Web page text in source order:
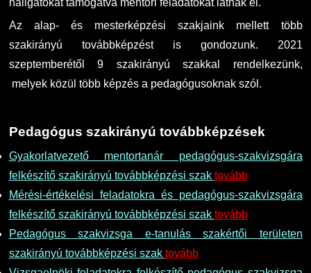
hallgatókat támogatva mentori feladatokat látnak el.
Az alap- és mesterképzési szakjaink mellett több
szakirányú továbbképzést is gondozunk. 2021
szeptemberétől 9 szakirányú szakkal rendelkezünk,
melyek közül több képzés a pedagógusoknak szól.
Pedagógus szakirányú továbbképzések
Gyakorlatvezető mentortanár pedagógus-szakvizsgára
felkészítő szakirányú továbbképzési szak tovább
Mérési-értékelési feladatokra és pedagógus-szakvizsgára
felkészítő szakirányú továbbképzési szak tovább
Pedagógus szakvizsga e-tanulás szakértői területen
szakirányú továbbképzési szak tovább